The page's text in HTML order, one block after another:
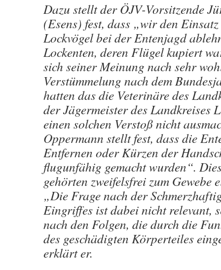
Dazu stellt der ÖJV-Vorsitzende
(Esens) fest, dass „wir den
Lockvögel bei der Entenjagd
Lockenten, deren Flügel kupiert
sich seiner Meinung nach sehr
Verstümmelung nach dem
hatten das die Veterinäre des
der Jägermeister des Landkreises
einen solchen Verstoß nicht
Oppermann stellt fest, dass die
Entfernen oder Kürzen der
flugunfähig gemacht wurden“.
gehörten zweifelsfrei zum Gewebe
„Die Frage nach der
Eingriffes ist dabei nicht relevant,
nach den Folgen, die durch die
des geschädigten Körperteiles
erklärt er.